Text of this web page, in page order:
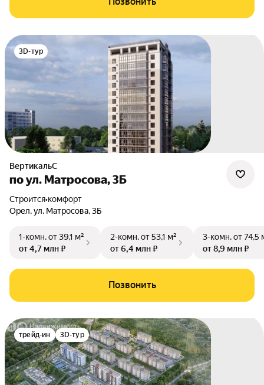
3D-тур
ВертикальС
по ул. Матросова, 3Б
Строится•комфорт
Орел,ул. Матросова,3Б
1-комн.от 39,1 м²
от 4,7 млн ₽
2-комн.от 53,1 м²
от 6,4 млн ₽
3-комн.от 74,5
от 8,9 млн ₽
Позвонить
трейд-ин 3D-тур